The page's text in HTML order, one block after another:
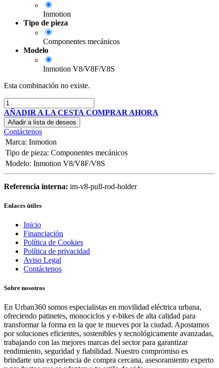
Inmotion
Tipo de pieza
Componentes mecánicos
Modelo
Inmotion V8/V8F/V8S
Esta combinación no existe.
AÑADIR A LA CESTA COMPRAR AHORA
Añadir a lista de deseos
Contáctenos
Marca: Inmotion
Tipo de pieza: Componentes mecánicos
Modelo: Inmotion V8/V8F/V8S
Referencia interna: im-v8-pull-rod-holder
Enlaces útiles
Inicio
Financiación
Política de Cookies
Política de privacidad
Aviso Legal
Contáctenos
Sobre nosotros
En Urban360 somos especialistas en movilidad eléctrica urbana,
ofreciendo patinetes, monociclos y e-bikes de alta calidad para
transformar la forma en la que te mueves por la ciudad. Apostamos
por soluciones eficientes, sostenibles y tecnológicamente avanzadas,
trabajando con las mejores marcas del sector para garantizar
rendimiento, seguridad y fiabilidad. Nuestro compromiso es
brindarte una experiencia de compra cercana, asesoramiento experto